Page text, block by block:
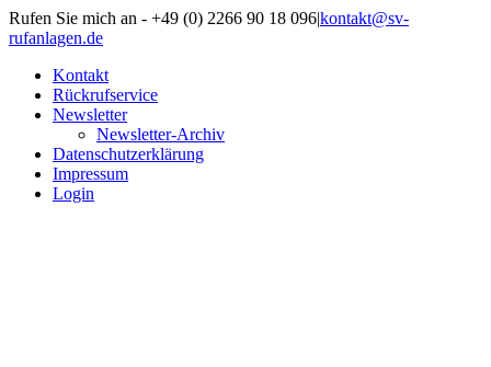
Zum
Inhalt
Rufen Sie mich an - +49 (0) 2266 90 18 096|kontakt@sv-
rufanlagen.de
Kontakt
Rückrufservice
Newsletter
Newsletter-Archiv
Datenschutzerklärung
Impressum
Login